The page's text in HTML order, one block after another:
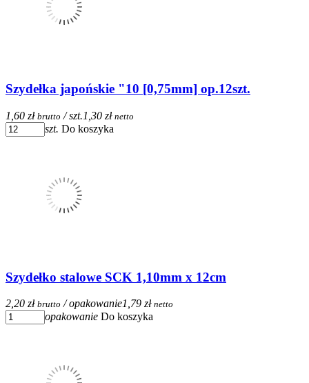
Szydełka japońskie "10 [0,75mm] op.12szt.
1,60 zł brutto / szt.1,30 zł netto
szt. Do koszyka
Szydełko stalowe SCK 1,10mm x 12cm
2,20 zł brutto / opakowanie1,79 zł netto
opakowanie Do koszyka